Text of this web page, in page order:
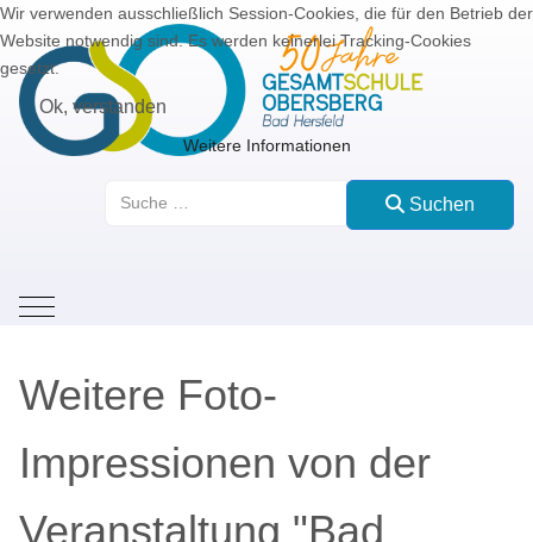
Suchen
Mobile Menu Toggle
Weitere Foto-
Impressionen von der
Veranstaltung "Bad
Wir verwenden ausschließlich Session-Cookies, die für den Betrieb der
Website notwendig sind. Es werden keinerlei Tracking-Cookies
gesetzt.
Ok, verstanden
Weitere Informationen